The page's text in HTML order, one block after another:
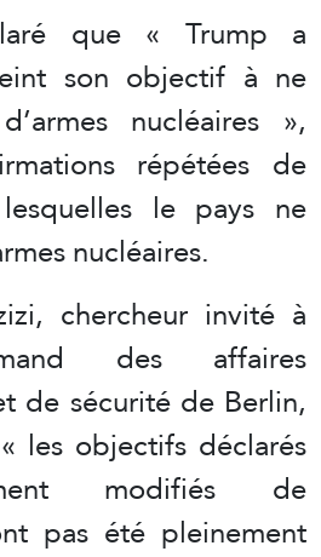
que « Trump a
son objectif à ne
nucléaires »,
répétées de
le pays ne
nucléaires.
chercheur invité à
des affaires
de sécurité de Berlin,
les objectifs déclarés
modifiés de
pas été pleinement